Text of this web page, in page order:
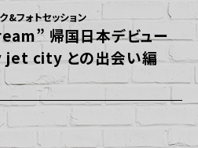
&フォトセッション
帰国日本デビュー
city との出会い編